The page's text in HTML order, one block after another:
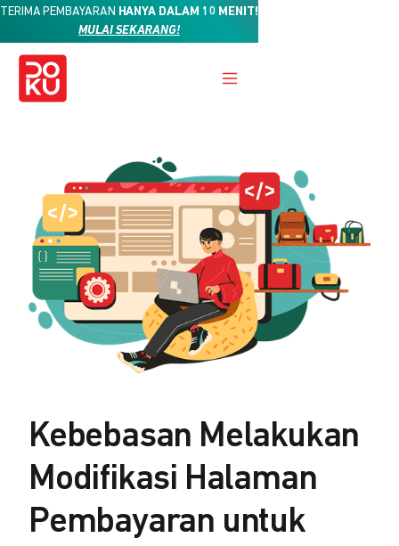
TERIMA PEMBAYARAN HANYA DALAM 10 MENIT!
MULAI SEKARANG!
Kebebasan Melakukan
Modifikasi Halaman
Pembayaran untuk